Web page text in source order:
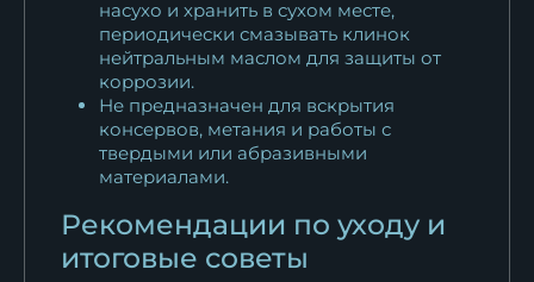
насухо и хранить в сухом месте,
периодически смазывать клинок
нейтральным маслом для защиты от
коррозии.
Не предназначен для вскрытия
консервов, метания и работы с
твердыми или абразивными
материалами.
Рекомендации по уходу и
итоговые советы